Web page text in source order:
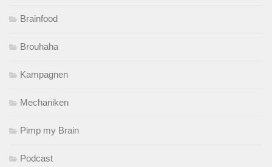
Brainfood
Brouhaha
Kampagnen
Mechaniken
Pimp my Brain
Podcast